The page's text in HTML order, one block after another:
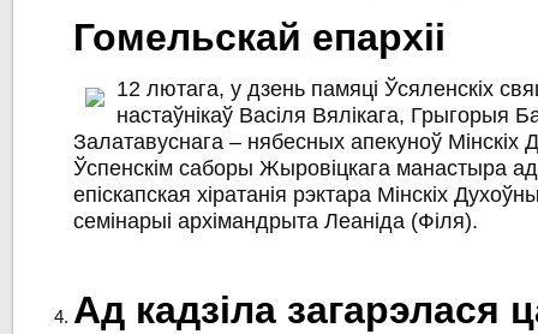
Гомельскай епархіі
12 лютага, у дзень памяці Ўсяленскіх
настаўнікаў Васіля Вялікага, Грыгорыя
Залатавуснага – нябесных апекуноў Мінскіх
Ўспенскім саборы Жыровіцкага манастыра
епіскапская хіратанія рэктара Мінскіх
семінарыі архімандрыта Леаніда (Філя).
Ад кадзіла загарэлася